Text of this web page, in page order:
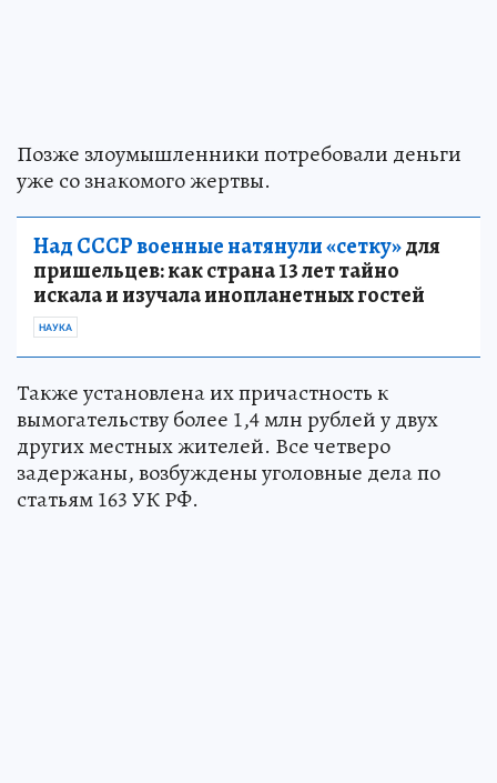
Позже злоумышленники потребовали деньги
уже со знакомого жертвы.
Над СССР военные натянули «сетку»для
пришельцев: как страна 13 лет тайно
искала и изучала инопланетных гостей
НАУКА
Также установлена их причастность к
вымогательству более 1,4 млн рублей у двух
других местных жителей. Все четверо
задержаны, возбуждены уголовные дела по
статьям 163 УК РФ.